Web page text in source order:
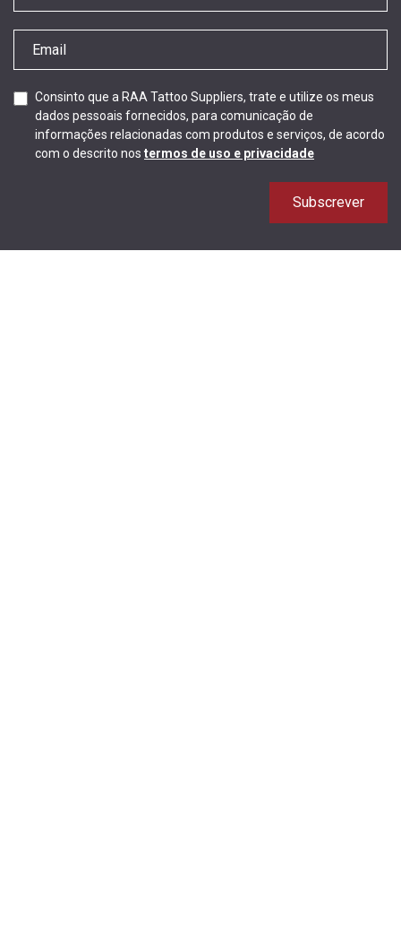
Consinto que a RAA Tattoo Suppliers, trate e utilize os meus
dados pessoais fornecidos, para comunicação de
informações relacionadas com produtos e serviços, de acordo
com o descrito nos termos de uso e privacidade
Subscrever